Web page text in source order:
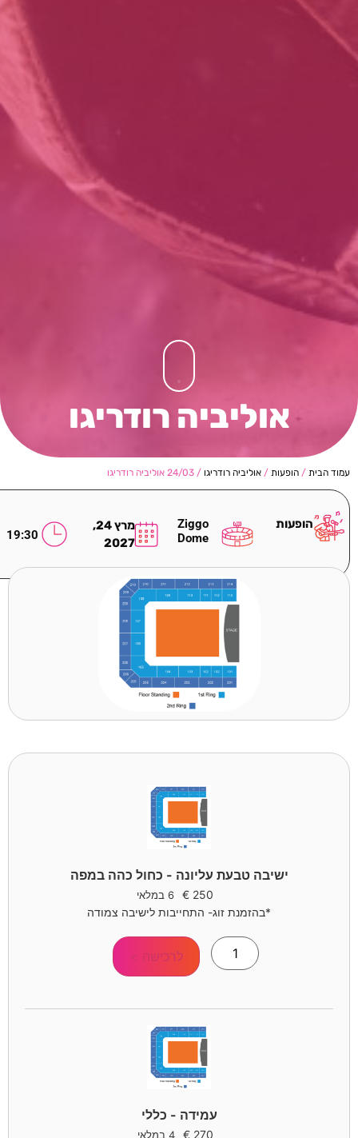
אוליביה רודריגו
עמוד הבית / הופעות / אוליביה רודריגו / 24/03 אוליביה רודריגו
הופעות
Ziggo
Dome
מרץ 24,
2027
19:30
ישיבה טבעת עליונה - כחול כהה במפה
250
€ 6 במלאי
*בהזמנת זוג- התחייבות לישיבה צמודה
לרכישה >
עמידה - כללי
270
€ 4 במלאי